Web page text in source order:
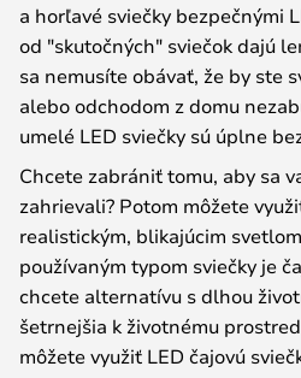
a horľavé sviečky bezpečnými
od "skutočných" sviečok dajú
sa nemusíte obávať, že by ste
alebo odchodom z domu
umelé LED sviečky sú úplne
Chcete zabrániť tomu, aby sa
zahrievali? Potom môžete
realistickým, blikajúcim
používaným typom sviečky je
chcete alternatívu s dlhou
šetrnejšia k životnému
môžete využiť LED čajovú